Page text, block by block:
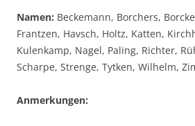
Namen: Beckemann, Borchers,
Frantzen, Havsch, Holtz, Katten,
Kulenkamp, Nagel, Paling, Richter,
Scharpe, Strenge, Tytken, Wilhelm,
Anmerkungen: